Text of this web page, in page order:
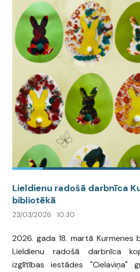
Lieldienu radošā darbnīca
bibliotēkā
23/03/2026 · 10:30
2026. gada 18. martā Kurmenes
Lieldienu radošā darbnīca
izglītības iestādes "Cielaviņa"